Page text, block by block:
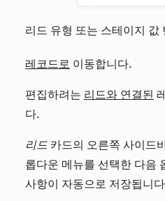
리드 유형 또는 스테이지 값
레코드로 이동합니다.
편집하려는 리드와 연결된
다.
리드 카드의 오른쪽 사이드
롭다운 메뉴를 선택한 다음
사항이 자동으로 저장됩니